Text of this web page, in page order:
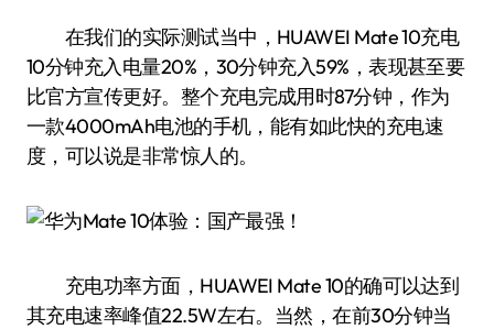
在我们的实际测试当中，HUAWEI Mate 10充电
10分钟充入电量20%，30分钟充入59%，表现甚至要
比官方宣传更好。整个充电完成用时87分钟，作为
一款4000mAh电池的手机，能有如此快的充电速
度，可以说是非常惊人的。
充电功率方面，HUAWEI Mate 10的确可以达到
其充电速率峰值22.5W左右。当然，在前30分钟当